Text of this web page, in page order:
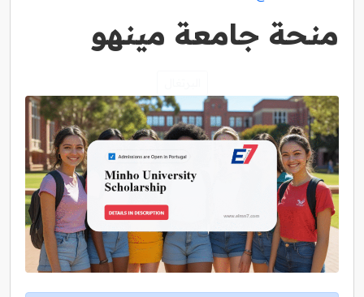
منحة جامعة مينهو